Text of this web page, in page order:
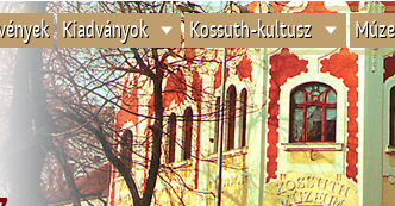
Kiadványok Kossuth-kultusz